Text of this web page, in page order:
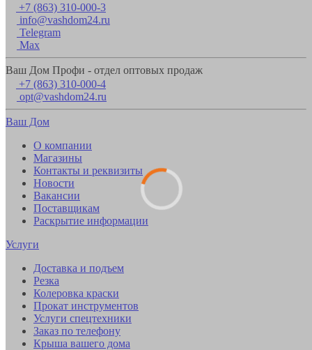
+7 (863) 310-000-3
info@vashdom24.ru
Telegram
Max
Ваш Дом Профи - отдел оптовых продаж
+7 (863) 310-000-4
opt@vashdom24.ru
Ваш Дом
О компании
Магазины
Контакты и реквизиты
Новости
Вакансии
Поставщикам
Раскрытие информации
Услуги
Доставка и подъем
Резка
Колеровка краски
Прокат инструментов
Услуги спецтехники
Заказ по телефону
Крыша вашего дома